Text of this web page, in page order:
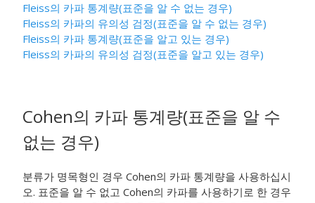
Fleiss의 카파 통계량(표준을 알 수 없는 경우)
Fleiss의 카파의 유의성 검정(표준을 알 수 없는 경우)
Fleiss의 카파 통계량(표준을 알고 있는 경우)
Fleiss의 카파의 유의성 검정(표준을 알고 있는 경우)
Cohen의 카파 통계량(표준을 알 수
없는 경우)
분류가 명목형인 경우 Cohen의 카파 통계량을 사용하십시
오. 표준을 알 수 없고 Cohen의 카파를 사용하기로 한 경우